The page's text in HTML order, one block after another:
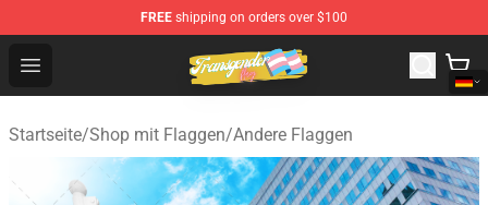
FREE shipping on orders over $100
Open menu
Transgender Flag Store - The Best Transgender Flag
Startseite/Shop mit Flaggen/Andere Flaggen